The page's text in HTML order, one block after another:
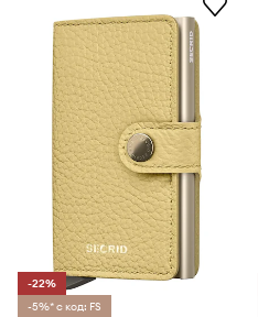
-22%
-5%* с код: FS